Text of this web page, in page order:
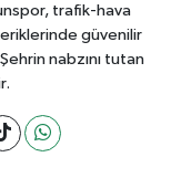
trafik-hava
güvenilir
nabzını tutan